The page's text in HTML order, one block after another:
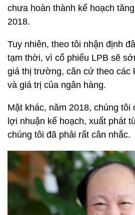
chưa hoàn thành kế hoạch
2018.
Tuy nhiên, theo tôi nhận định
tạm thời, vì cổ phiếu LPB sẽ
giá thị trường, căn cứ theo các
và giá trị của ngân hàng.
Mặt khác, năm 2018, chúng tôi
lợi nhuận kế hoạch, xuất phát
chúng tôi đã phải rất cân nhắc.